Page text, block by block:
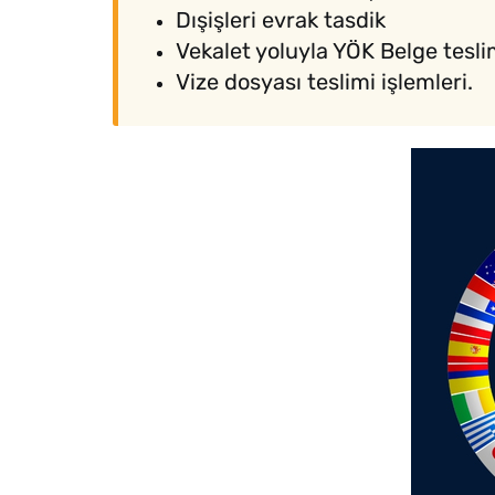
Dışişleri evrak tasdik
Vekalet yoluyla YÖK Belge
Vize dosyası teslimi işlemleri.